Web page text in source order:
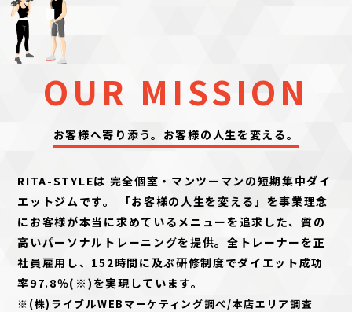
OUR MISSION
お客様へ寄り添う。お客様の人生を変える。
RITA-STYLEは 完全個室・マンツーマンの短期集中ダイ
エットジムです。 「お客様の人生を変える」を事業理念
にお客様が本当に求めているメニューを追求した、質の
高いパーソナルトレーニングを提供。全トレーナーを正
社員雇用し、152時間に及ぶ研修制度でダイエット成功
率97.8％(※)を実現しています。
※(株)ライブルWEBマーケティング調べ/本店エリア調査